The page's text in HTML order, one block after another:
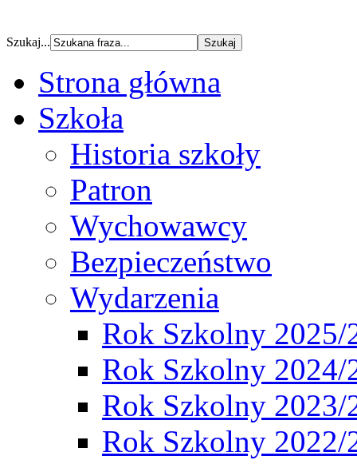
Szukaj...
Strona główna
Szkoła
Historia szkoły
Patron
Wychowawcy
Bezpieczeństwo
Wydarzenia
Rok Szkolny 2025/
Rok Szkolny 2024/
Rok Szkolny 2023/
Rok Szkolny 2022/